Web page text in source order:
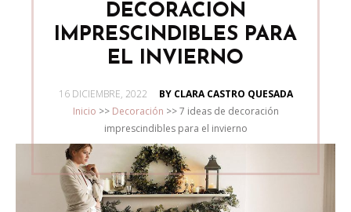
DECORACIÓN
IMPRESCINDIBLES PARA
EL INVIERNO
POSTED
16 DICIEMBRE, 2022
BY CLARA CASTRO QUESADA
Inicio >> Decoración >>7 ideas de decoración
imprescindibles para el invierno